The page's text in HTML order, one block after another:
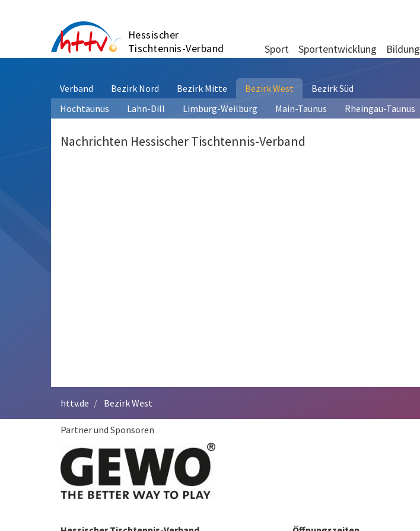
Hessischer
Tischtennis-Verband
Sport Sportentwicklung Bildung
Verband Bezirk Nord Bezirk Mitte Bezirk West
Bezirk Süd
Hochtaunus
Lahn-Dill Limburg-Weilburg Main-Taunus Rheingau-Taunus
Nachrichten Hessischer Tischtennis-Verband
httv.de Bezirk West
Partner und Sponsoren